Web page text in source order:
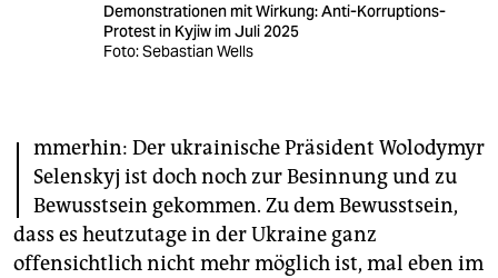
epaper login
Demonstrationen mit Wirkung: Anti-Korruptions-
Protest in Kyjiw im Juli 2025
Foto: Sebastian Wells
I mmerhin: Der ukrainische Präsident Wolodymyr
Selenskyj ist doch noch zur Besinnung und zu
Bewusstsein gekommen. Zu dem Bewusstsein,
dass es heutzutage in der Ukraine ganz
offensichtlich nicht mehr möglich ist, mal eben im